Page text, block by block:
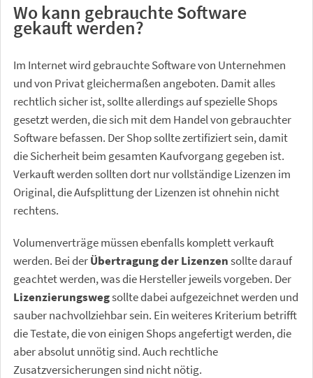
Wo kann gebrauchte Software
gekauft werden?
Im Internet wird gebrauchte Software von Unternehmen
und von Privat gleichermaßen angeboten. Damit alles
rechtlich sicher ist, sollte allerdings auf spezielle Shops
gesetzt werden, die sich mit dem Handel von gebrauchter
Software befassen. Der Shop sollte zertifiziert sein, damit
die Sicherheit beim gesamten Kaufvorgang gegeben ist.
Verkauft werden sollten dort nur vollständige Lizenzen im
Original, die Aufsplittung der Lizenzen ist ohnehin nicht
rechtens.
Volumenverträge müssen ebenfalls komplett verkauft
werden. Bei derÜbertragung der Lizenzensollte darauf
geachtet werden, was die Hersteller jeweils vorgeben. Der
Lizenzierungswegsollte dabei aufgezeichnet werden und
sauber nachvollziehbar sein. Ein weiteres Kriterium betrifft
die Testate, die von einigen Shops angefertigt werden, die
aber absolut unnötig sind. Auch rechtliche
Zusatzversicherungen sind nicht nötig.